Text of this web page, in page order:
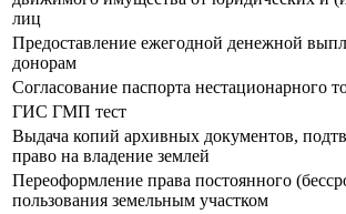
лиц
Предоставление ежегодной денежной
донорам
Согласование паспорта нестационарного
ГИС ГМП тест
Выдача копий архивных документов,
право на владение землей
Переоформление права постоянного
пользования земельным участком